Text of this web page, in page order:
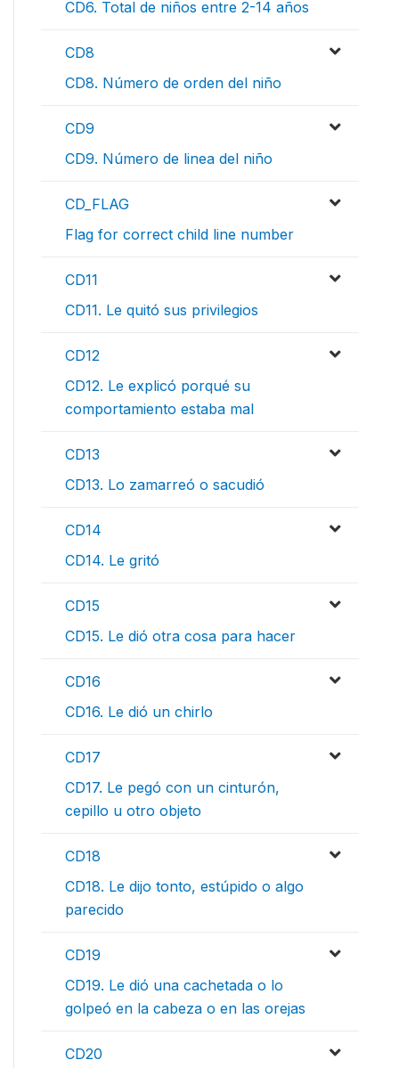
CD6. Total de niños entre 2-14 años
CD8
CD8. Número de orden del niño
CD9
CD9. Número de linea del niño
CD_FLAG
Flag for correct child line number
CD11
CD11. Le quitó sus privilegios
CD12
CD12. Le explicó porqué su
comportamiento estaba mal
CD13
CD13. Lo zamarreó o sacudió
CD14
CD14. Le gritó
CD15
CD15. Le dió otra cosa para hacer
CD16
CD16. Le dió un chirlo
CD17
CD17. Le pegó con un cinturón,
cepillo u otro objeto
CD18
CD18. Le dijo tonto, estúpido o algo
parecido
CD19
CD19. Le dió una cachetada o lo
golpeó en la cabeza o en las orejas
CD20